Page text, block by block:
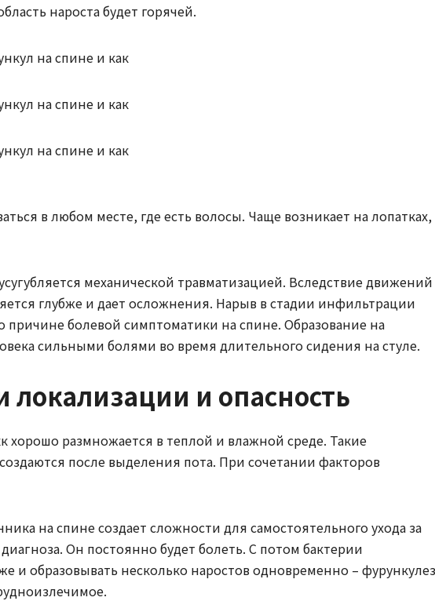
нароста будет горячей.
в любом месте, где есть волосы. Чаще возникает на лопатках,
механической травматизацией. Вследствие движений
глубже и дает осложнения. Нарыв в стадии инфильтрации
причине болевой симптоматики на спине. Образование на
сильными болями во время длительного сидения на стуле.
локализации и опасность
хорошо размножается в теплой и влажной среде. Такие
после выделения пота. При сочетании факторов
на спине создает сложности для самостоятельного ухода за
Он постоянно будет болеть. С потом бактерии
и образовывать несколько наростов одновременно –